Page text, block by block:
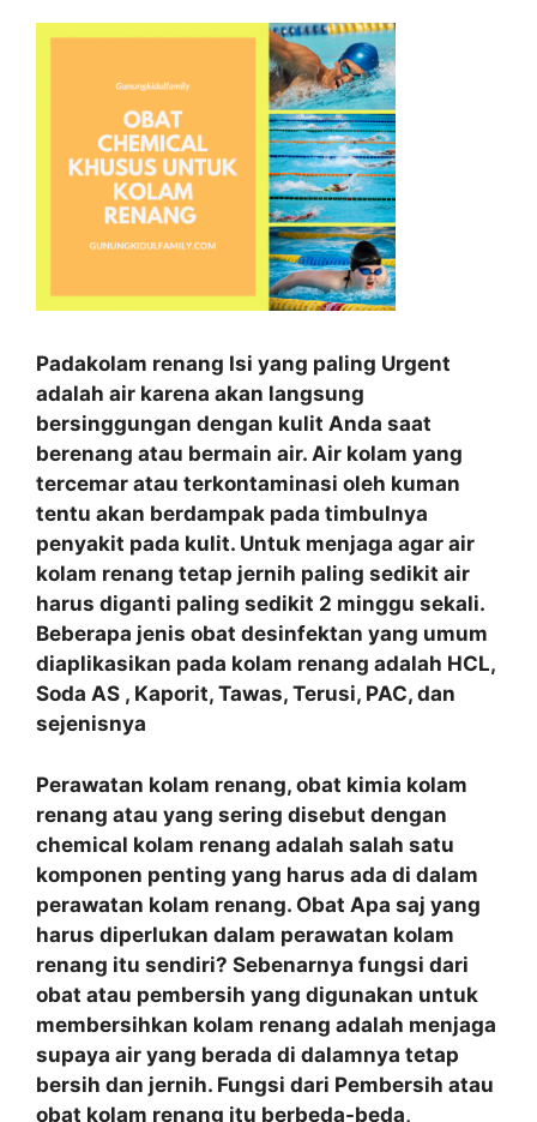
Padakolam renang Isi yang paling Urgent
adalah air karena akan langsung
bersinggungan dengan kulit Anda saat
berenang atau bermain air. Air kolam yang
tercemar atau terkontaminasi oleh kuman
tentu akan berdampak pada timbulnya
penyakit pada kulit. Untuk menjaga agar air
kolam renang tetap jernih paling sedikit air
harus diganti paling sedikit 2 minggu sekali.
Beberapa jenis obat desinfektan yang umum
diaplikasikan pada kolam renang adalah HCL,
Soda AS , Kaporit, Tawas, Terusi, PAC, dan
sejenisnya
Perawatan kolam renang, obat kimia kolam
renang atau yang sering disebut dengan
chemical kolam renang adalah salah satu
komponen penting yang harus ada di dalam
perawatan kolam renang. Obat Apa saj yang
harus diperlukan dalam perawatan kolam
renang itu sendiri? Sebenarnya fungsi dari
obat atau pembersih yang digunakan untuk
membersihkan kolam renang adalah menjaga
supaya air yang berada di dalamnya tetap
bersih dan jernih. Fungsi dari Pembersih atau
obat kolam renang itu berbeda-beda,